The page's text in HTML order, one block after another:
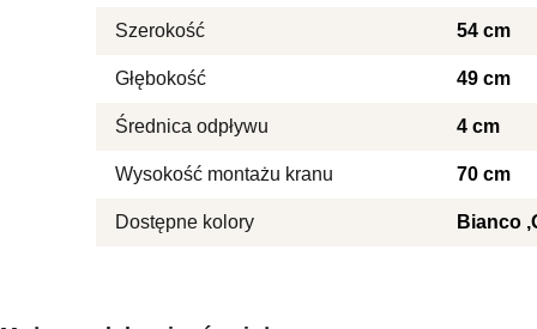
Szerokość 54 cm
Głębokość 49 cm
Średnica odpływu 4 cm
Wysokość montażu kranu 70 cm
Dostępne kolory Bianco
strony, np. preferowany
na stronie, gromadząc i